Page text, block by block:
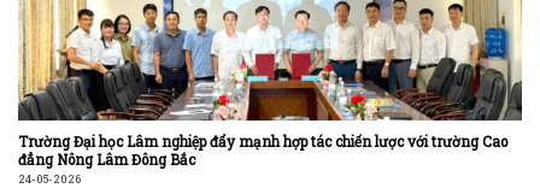
Trường Đại học Lâm nghiệp đẩy mạnh hợp tác chiến lược với trường Cao
đẳng Nông Lâm Đông Bắc
24-05-2026